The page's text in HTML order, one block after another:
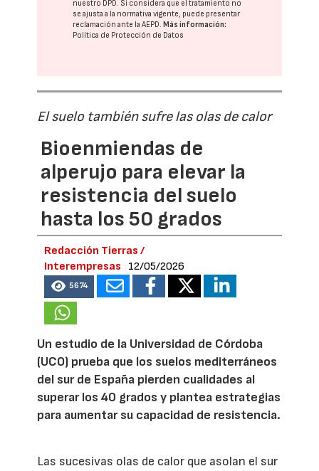
nuestro DPD. Si considera que el tratamiento no
se ajusta a la normativa vigente, puede presentar
reclamación ante laAEPD. Más información:
Política de Protección de Datos
El suelo también sufre las olas de calor
Bioenmiendas de
alperujo para elevar la
resistencia del suelo
hasta los 50 grados
Redacción Tierras /
Interempresas
12/05/2026
5674
Un estudio de la Universidad de Córdoba
(UCO) prueba que los suelos mediterráneos
del sur de España pierden cualidades al
superar los 40 grados y plantea estrategias
para aumentar su capacidad de resistencia.
Las sucesivas olas de calor que asolan el sur